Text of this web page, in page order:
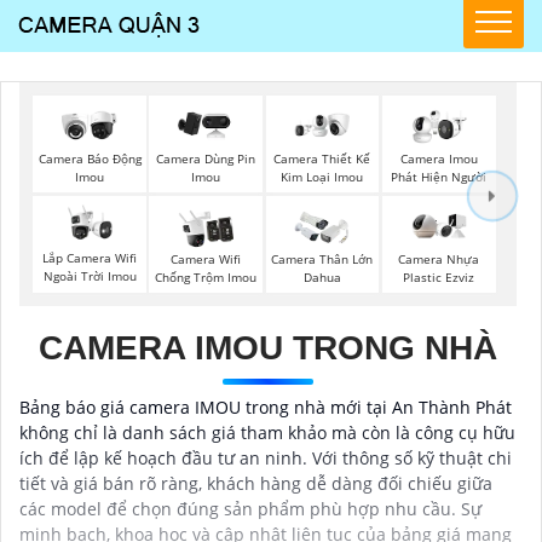
Camera Báo Động
Imou
Camera Dùng Pin
Imou
Camera Thiết Kế
Kim Loại Imou
Camera Imou
Phát Hiện Người
Lắp Camera Wifi
Ngoài Trời Imou
Camera Wifi
Chống Trộm Imou
Camera Thân Lớn
Dahua
Camera Nhựa
Plastic Ezviz
CAMERA IMOU TRONG NHÀ
Bảng báo giá camera IMOU trong nhà mới tại An Thành Phát
không chỉ là danh sách giá tham khảo mà còn là công cụ hữu
ích để lập kế hoạch đầu tư an ninh. Với thông số kỹ thuật chi
tiết và giá bán rõ ràng, khách hàng dễ dàng đối chiếu giữa
các model để chọn đúng sản phẩm phù hợp nhu cầu. Sự
minh bạch, khoa học và cập nhật liên tục của bảng giá mang